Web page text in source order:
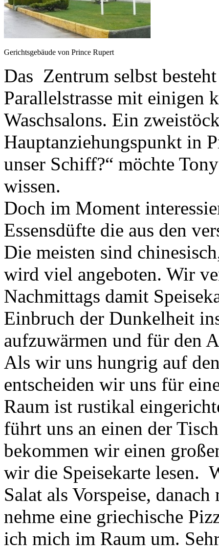
Gerichtsgebäude von Prince Rupert
Das Zentrum selbst
Parallelstrasse mit einigen
Waschsalons. Ein
Hauptanziehungspunkt in
unser Schiff?“ möchte
wissen.
Doch im Moment
Essensdüfte die aus den
Die meisten sind
wird viel angeboten. Wir
Nachmittags damit
Einbruch der Dunkelheit
aufzuwärmen und für den
Als wir uns hungrig auf
entscheiden wir uns für
Raum ist rustikal
führt uns an einen der
bekommen wir einen
wir die Speisekarte lesen.
Salat als Vorspeise,
nehme eine griechische
ich mich im Raum um.